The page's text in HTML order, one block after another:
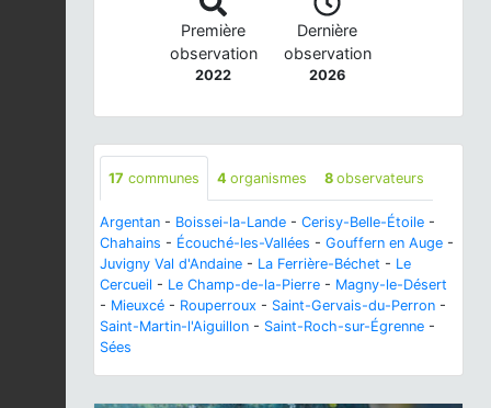
Première
observation
2022
Dernière
observation
2026
17 communes 4 organismes 8 observateurs
Argentan - Boissei-la-Lande - Cerisy-Belle-Étoile -
Chahains - Écouché-les-Vallées - Gouffern en Auge -
Juvigny Val d'Andaine - La Ferrière-Béchet - Le
Cercueil - Le Champ-de-la-Pierre - Magny-le-Désert
- Mieuxcé - Rouperroux - Saint-Gervais-du-Perron -
Saint-Martin-l'Aiguillon - Saint-Roch-sur-Égrenne -
Sées